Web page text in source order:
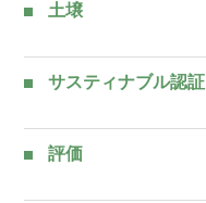
土壌
サスティナブル認証
評価